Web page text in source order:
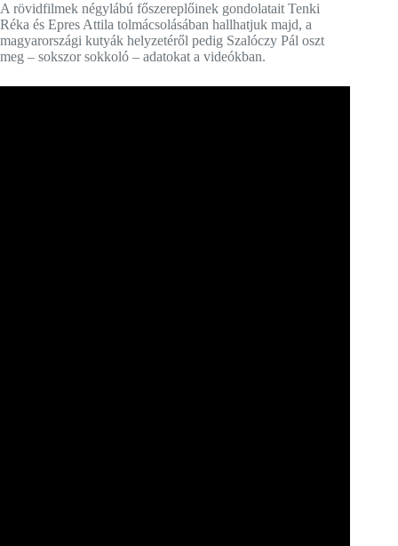
A rövidfilmek négylábú főszereplőinek gondolatait Tenki
Réka és Epres Attila tolmácsolásában hallhatjuk majd, a
magyarországi kutyák helyzetéről pedig Szalóczy Pál oszt
meg – sokszor sokkoló – adatokat a videókban.